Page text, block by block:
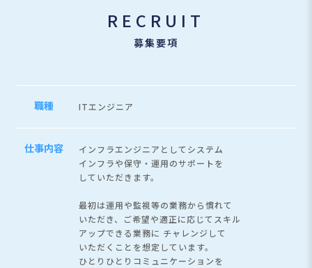
RECRUIT
募集要項
職種 ITエンジニア
仕事内容
インフラエンジニアとしてシステム
インフラや保守・運用のサポートを
していただきます。
最初は運用や監視等の業務から慣れて
いただき、ご希望や適正に応じてスキル
アップできる業務に チャレンジして
いただくことを想定しています。
ひとりひとりコミュニケーションを